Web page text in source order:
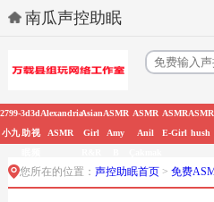
南瓜声控助眠
2799-
小九
3d
助
3d
视
Alexandria
ASMR
Asian
Girl
ASMR
Amy
ASMR
Anil
ASMR
E-Girl
ASMR
hush
您所在的位置： 声控助眠首页> 免费